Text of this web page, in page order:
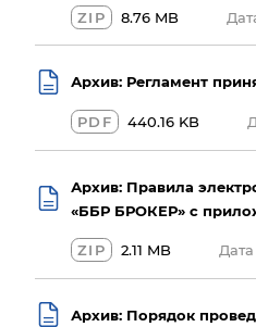
ZIP 8.76 MB
Архив: Регламент
PDF 440.16 KB
Архив: Правила
«ББР БРОКЕР» с
ZIP 2.11 MB
Архив: Порядок